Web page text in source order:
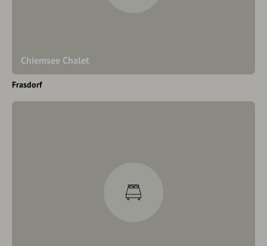
Chiemsee Chalet
Frasdorf